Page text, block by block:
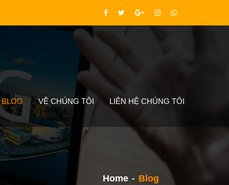
BLOG VỀ CHÚNG TÔI LIÊN HỆ CHÚNG TÔI
Home Blog